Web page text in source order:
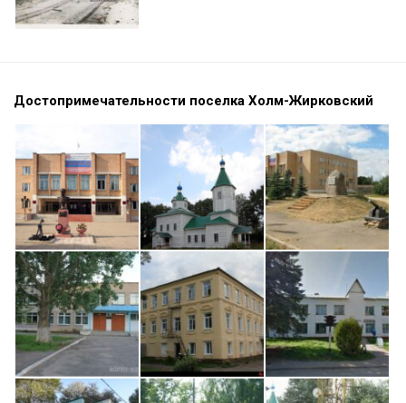
Достопримечательности поселка Холм-Жирковский